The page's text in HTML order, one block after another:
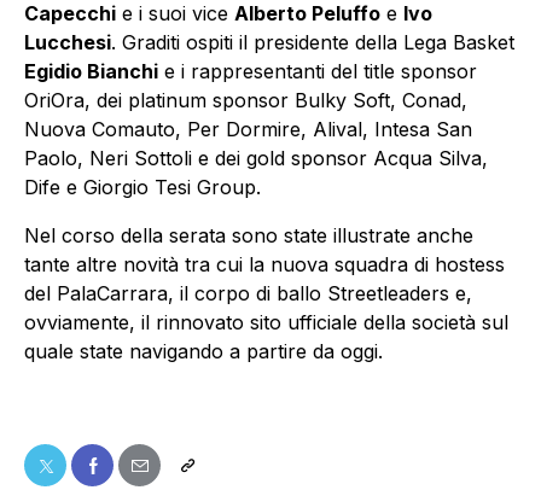
Capecchi e i suoi vice Alberto Peluffo e Ivo
Lucchesi. Graditi ospiti il presidente della Lega Basket
Egidio Bianchi e i rappresentanti del title sponsor
OriOra, dei platinum sponsor Bulky Soft, Conad,
Nuova Comauto, Per Dormire, Alival, Intesa San
Paolo, Neri Sottoli e dei gold sponsor Acqua Silva,
Dife e Giorgio Tesi Group.
Nel corso della serata sono state illustrate anche
tante altre novità tra cui la nuova squadra di hostess
del PalaCarrara, il corpo di ballo Streetleaders e,
ovviamente, il rinnovato sito ufficiale della società sul
quale state navigando a partire da oggi.